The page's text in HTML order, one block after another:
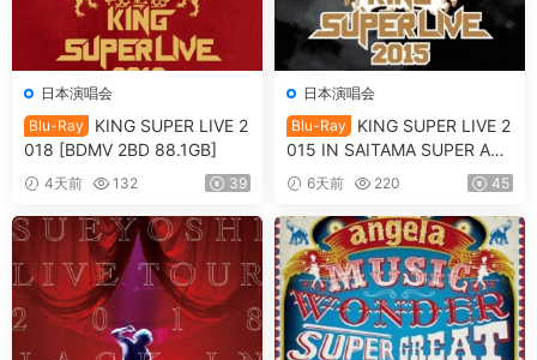
日本演唱会
Blu-Ray
KING SUPER LIVE 2
018 [BDMV 2BD 88.1GB]
4天前 132 39
日本演唱会
Blu-Ray
KING SUPER LIVE 2
015 IN SAITAMA SUPER ARE
NA [BDMV 90.9GB]
6天前 220 45